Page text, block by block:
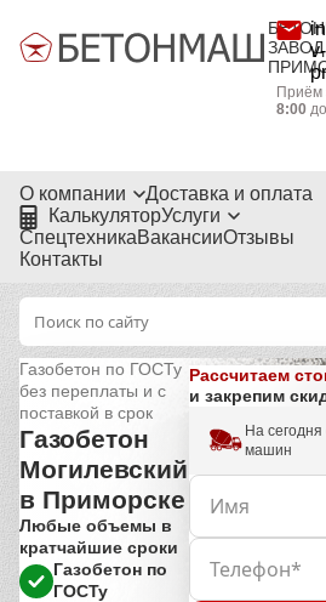
ЗАВОД
v-
Приём
8:00
О компании
Доставка и оплата
КалькуляторУслуги
СпецтехникаВакансииОтзывы
Контакты
Газобетон по ГОСТу
без переплаты и с
поставкой в срок
Газобетон
Могилевский
в Приморске
Любые объемы в
кратчайшие сроки
Газобетон по
ГОСТу
Рассчитаем
и закрепим
На сегодня
машин